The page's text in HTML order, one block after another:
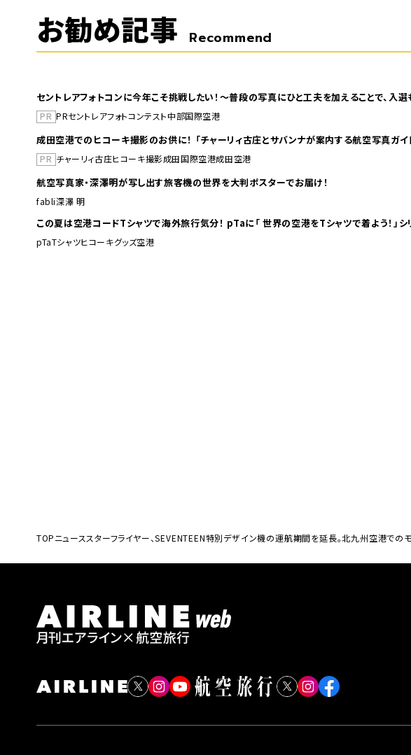
お勧め記事 Recommend
セントレアフォトコンに今年こそ挑戦したい！～普段の写真にひと工夫を加えることで、入選
PR PRセントレアフォトコンテスト中部国際空港
成田空港でのヒコーキ撮影のお供に！ 「チャーリィ古庄とサバンナが案内する航空写真ガ
PR チャーリィ古庄ヒコーキ撮影成田国際空港成田空港
航空写真家・深澤明が写し出す旅客機の世界を大判ポスターでお届け！
fabli深澤 明
この夏は空港コードTシャツで海外旅行気分！ pTaに「 世界の空港をTシャツで
pTaTシャツヒコーキグッズ空港
TOPニューススターフライヤー、SEVENTEEN特別デザイン機の運航期間を延長。北九州空港での